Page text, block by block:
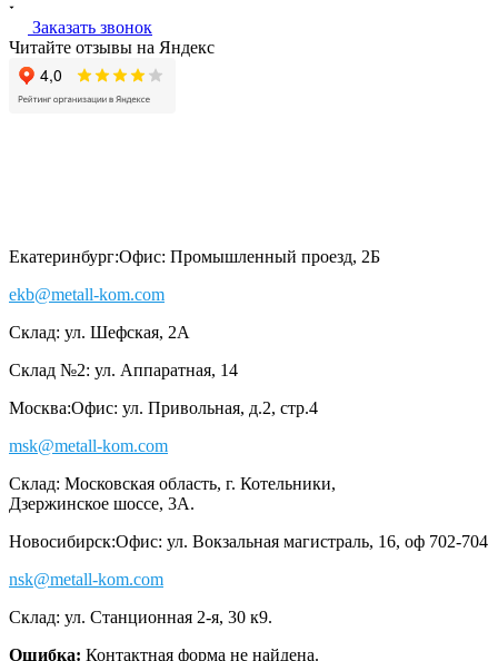
Заказать звонок
Читайте отзывы на Яндекс
Екатеринбург:Офис: Промышленный проезд, 2Б
ekb@metall-kom.com
Склад: ул. Шефская, 2А
Склад №2: ул. Аппаратная, 14
Москва:Офис: ул. Привольная, д.2, стр.4
msk@metall-kom.com
Склад: Московская область, г. Котельники,
Дзержинское шоссе, 3А.
Новосибирск:Офис: ул. Вокзальная магистраль, 16, оф 702-704
nsk@metall-kom.com
Склад: ул. Станционная 2-я, 30 к9.
Ошибка: Контактная форма не найдена.